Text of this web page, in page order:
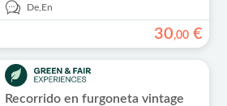
De,En
30,00 €
Recorrido en furgoneta vintage